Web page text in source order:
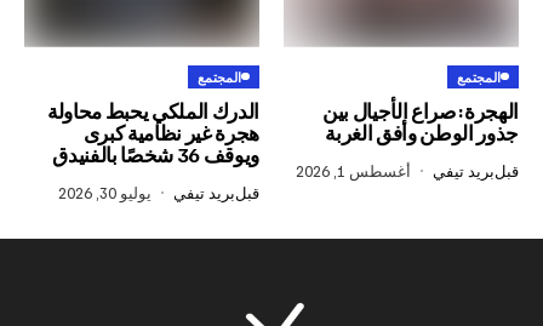
الأجيال بين
وأفق الغربة
أغسطس 1, 2026
الدرك الملكي يحبط محاولة
هجرة غير نظامية كبرى
ويوقف 36 شخصًا بالفنيدق
يوليو 30, 2026